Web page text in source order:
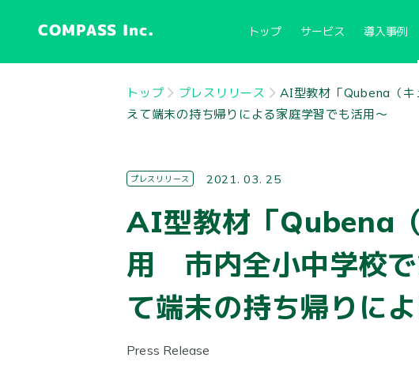
COMPASS Inc. トップ サービス 導入事例
トップ プレスリリース
AI型教材「Qubena（キ
えて端末の持ち帰りによる家庭学習でも活用～
プレスリリース 2021. 03. 25
AI型教材「Qubena
用 市内全小中学校で
て端末の持ち帰りに
Press Release